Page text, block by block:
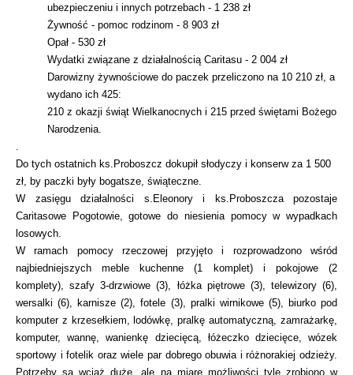
ubezpieczeniu i innych potrzebach - 1 238 zł
Żywność - pomoc rodzinom - 8 903 zł
Opał - 530 zł
Wydatki związane z działalnością Caritasu - 2 004 zł
Darowizny żywnościowe do paczek przeliczono na 10 210 zł, a
wydano ich 425:
210 z okazji świąt Wielkanocnych i 215 przed świętami Bożego
Narodzenia.
Do tych ostatnich ks.Proboszcz dokupił słodyczy i konserw za 1 500
zł, by paczki były bogatsze, świąteczne.
W zasięgu działalności s.Eleonory i ks.Proboszcza pozostaje
Caritasowe Pogotowie, gotowe do niesienia pomocy w wypadkach
losowych.
W ramach pomocy rzeczowej przyjęto i rozprowadzono wśród
najbiedniejszych meble kuchenne (1 komplet) i pokojowe (2
komplety), szafy 3-drzwiowe (3), łóżka piętrowe (3), telewizory (6),
wersalki (6), karnisze (2), fotele (3), pralki wirnikowe (5), biurko pod
komputer z krzesełkiem, lodówkę, pralkę automatyczną, zamrażarkę,
komputer, wannę, wanienkę dziecięcą, łóżeczko dziecięce, wózek
sportowy i fotelik oraz wiele par dobrego obuwia i różnorakiej odzieży.
Potrzeby są wciąż duże, ale na miarę możliwości tyle zrobiono w